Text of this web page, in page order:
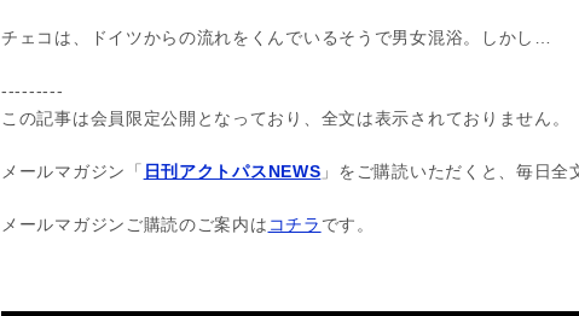
チェコは、ドイツからの流れをくんでいるそうで男女混浴。しかし…
---------
この記事は会員限定公開となっており、全文は表示されておりません。
メールマガジン「 日刊アクトパスNEWS 」をご購読いただくと、毎日全
メールマガジンご購読のご案内は コチラ です。